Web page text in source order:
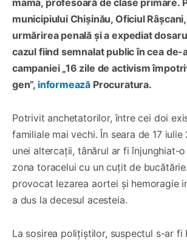
municipiului Chișinău, Oficiul
urmărirea penală și a expediat
cazul fiind semnalat public în cea de-
campaniei „16 zile de activism
gen”, informează Procuratura.
Potrivit anchetatorilor, între cei doi
familiale mai vechi. În seara de 17 iulie
unei altercații, tânărul ar fi înjunghiat-
zona toracelui cu un cuțit de
provocat lezarea aortei și hemoragie
a dus la decesul acesteia.
La sosirea polițiștilor, suspectul s-ar fi